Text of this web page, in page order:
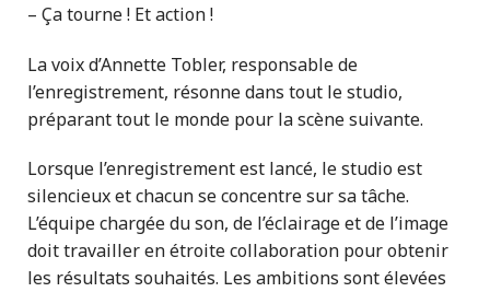
– Ça tourne ! Et action !
La voix d’Annette Tobler, responsable de
l’enregistrement, résonne dans tout le studio,
préparant tout le monde pour la scène suivante.
Lorsque l’enregistrement est lancé, le studio est
silencieux et chacun se concentre sur sa tâche.
L’équipe chargée du son, de l’éclairage et de l’image
doit travailler en étroite collaboration pour obtenir
les résultats souhaités. Les ambitions sont élevées